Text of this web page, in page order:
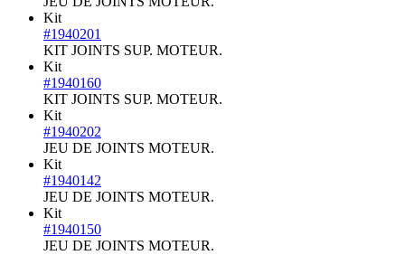
Kit
#1940201
KIT JOINTS SUP. MOTEUR.
Kit
#1940160
KIT JOINTS SUP. MOTEUR.
Kit
#1940202
JEU DE JOINTS MOTEUR.
Kit
#1940142
JEU DE JOINTS MOTEUR.
Kit
#1940150
JEU DE JOINTS MOTEUR.